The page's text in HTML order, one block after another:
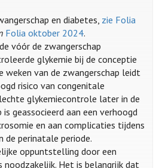
en diabetes, zie Folia
Folia oktober 2024.
vóór de zwangerschap
glykemie bij de conceptie
weken van de zwangerschap leidt
risico van congenitale
glykemiecontrole later in de
is geassocieerd aan een verhoogd
en aan complicaties tijdens
de perinatale periode.
oppuntstelling door een
noodzakelijk. Het is belangrijk dat